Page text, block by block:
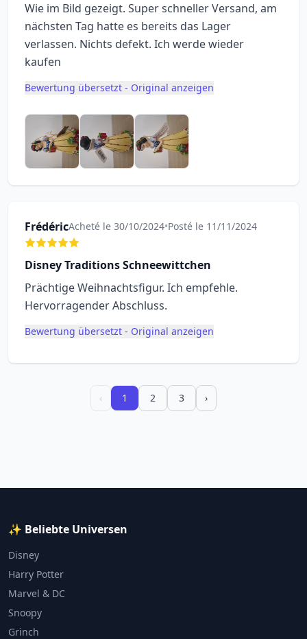
Wie im Bild gezeigt. Super schneller Versand, am
nächsten Tag hatte es bereits das Lager
verlassen. Nichts defekt. Ich werde wieder
kaufen
Bewertung übersetzt - Original anzeigen
FrédéricAcheté le 30/10/2024•Posté le 11/11/2024
Disney Traditions Schneewittchen
Prächtige Weihnachtsfigur. Ich empfehle.
Hervorragender Abschluss.
Bewertung übersetzt - Original anzeigen
‹ 1 2 3 ›
✨ Beliebte Universen
Disney
Harry Potter
Marvel & DC
Snoopy
Grinch